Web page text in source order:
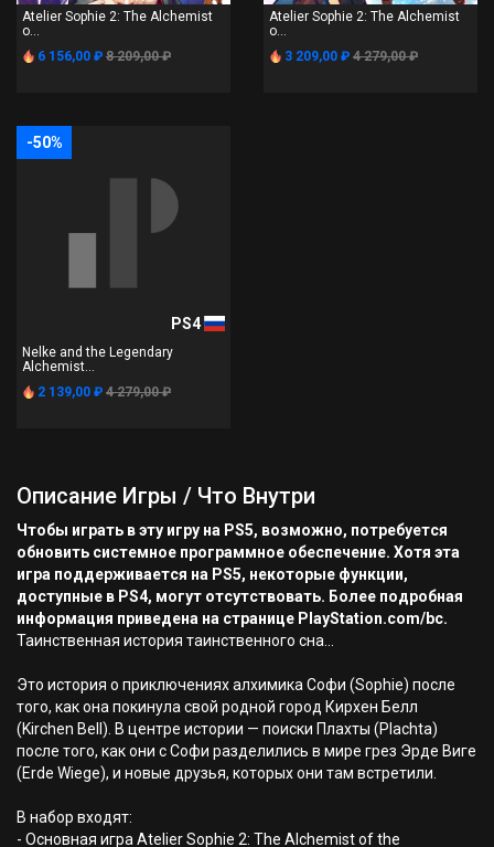
Atelier Sophie 2: The Alchemist
o...
6 156,00 ₽ 8 209,00 ₽
Atelier Sophie 2: The Alchemist
o...
3 209,00 ₽ 4 279,00 ₽
-50%
PS4
Nelke and the Legendary
Alchemist...
2 139,00 ₽ 4 279,00 ₽
Описание Игры / Что Внутри
Чтобы играть в эту игру на PS5, возможно, потребуется
обновить системное программное обеспечение. Хотя эта
игра поддерживается на PS5, некоторые функции,
доступные в PS4, могут отсутствовать. Более подробная
информация приведена на странице PlayStation.com/bc.
Таинственная история таинственного сна...
Это история о приключениях алхимика Софи (Sophie) после
того, как она покинула свой родной город Кирхен Белл
(Kirchen Bell). В центре истории — поиски Плахты (Plachta)
после того, как они с Софи разделились в мире грез Эрде Виге
(Erde Wiege), и новые друзья, которых они там встретили.
В набор входят:
- Основная игра Atelier Sophie 2: The Alchemist of the